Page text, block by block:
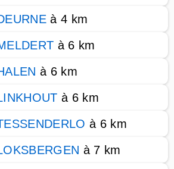
à 4 km
à 6 km
à 6 km
à 6 km
à 6 km
à 7 km